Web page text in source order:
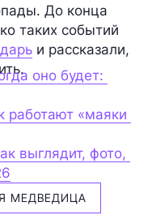
До конца
таких событий
и рассказали,
оно будет:
работают «маяки
выглядит, фото,
МЕДВЕДИЦА